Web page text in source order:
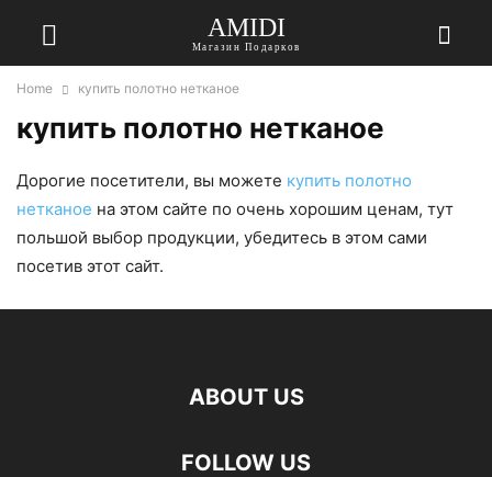
AMIDI
Магазин Подарков
Home купить полотно нетканое
купить полотно нетканое
Дорогие посетители, вы можете купить полотно
нетканое на этом сайте по очень хорошим ценам, тут
польшой выбор продукции, убедитесь в этом сами
посетив этот сайт.
ABOUT US
FOLLOW US